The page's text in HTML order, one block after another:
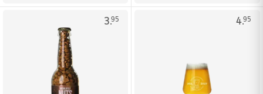
3.95 4.95